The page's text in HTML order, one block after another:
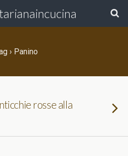
› Panino
rosse alla